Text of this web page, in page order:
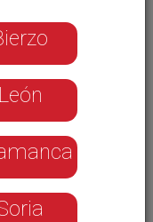
y supone la
nuestro
León